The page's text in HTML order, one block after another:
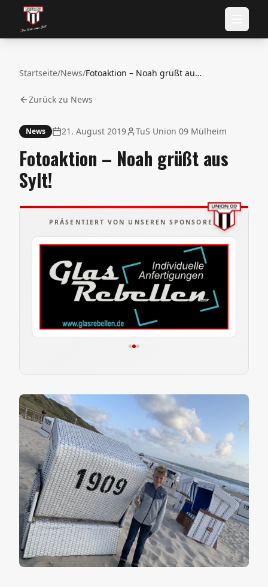
Startseite/News/ Fotoaktion – Noah grüßt aus Sylt!
Zurück zu News
News 21. August 2019 TuS Union 09 Mülheim
Fotoaktion – Noah grüßt aus
Sylt!
PRÄSENTIERT VON UNSEREN SPONSOREN